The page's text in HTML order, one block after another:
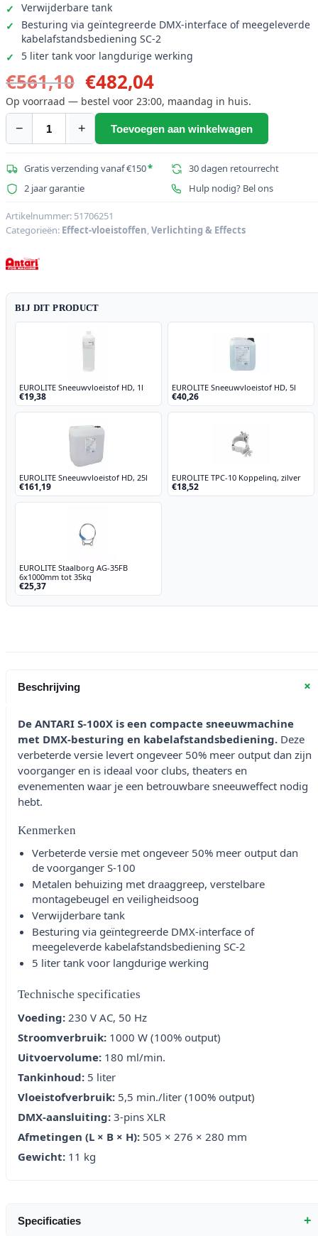
Verwijderbare tank
Besturing via geïntegreerde DMX-interface of meegeleverde
kabelafstandsbediening SC-2
5 liter tank voor langdurige werking
€561,10 Oorspronkelijke
prijs
was:
€561,10.
€482,04Huidige
prijs
is:
€482,04.
Op voorraad — bestel voor 23:00, maandag in huis.
−
ANTARI
100X
DMX
aantal
+ Toevoegen aan winkelwagen
Gratis verzending vanaf €150*
30 dagen retourrecht
2 jaar garantie
Hulp nodig? Bel ons
Artikelnummer: 51706251
Categorieën: Effect-vloeistoffen,Verlichting & Effects
BIJ DIT PRODUCT
EUROLITE Sneeuwvloeistof HD, 1l
€19,38
EUROLITE Sneeuwvloeistof HD, 5l
€40,26
EUROLITE Sneeuwvloeistof HD, 25l
€161,19
EUROLITE TPC-10 Koppeling, zilver
€18,52
EUROLITE Staalborg AG-35FB
6x1000mm tot 35kg
€25,37
Beschrijving +
De ANTARI S-100X is een compacte sneeuwmachine
met DMX-besturing en kabelafstandsbediening. Deze
verbeterde versie levert ongeveer 50% meer output dan zijn
voorganger en is ideaal voor clubs, theaters en
evenementen waar je een betrouwbare sneeuweffect nodig
hebt.
Kenmerken
Verbeterde versie met ongeveer 50% meer output dan
de voorganger S-100
Metalen behuizing met draaggreep, verstelbare
montagebeugel en veiligheidsoog
Verwijderbare tank
Besturing via geïntegreerde DMX-interface of
meegeleverde kabelafstandsbediening SC-2
5 liter tank voor langdurige werking
Technische specificaties
Voeding: 230 V AC, 50 Hz
Stroomverbruik: 1000 W (100% output)
Uitvoervolume: 180 ml/min.
Tankinhoud: 5 liter
Vloeistofverbruik: 5,5 min./liter (100% output)
DMX-aansluiting: 3-pins XLR
Afmetingen (L × B × H): 505 × 276 × 280 mm
Gewicht: 11 kg
Specificaties +